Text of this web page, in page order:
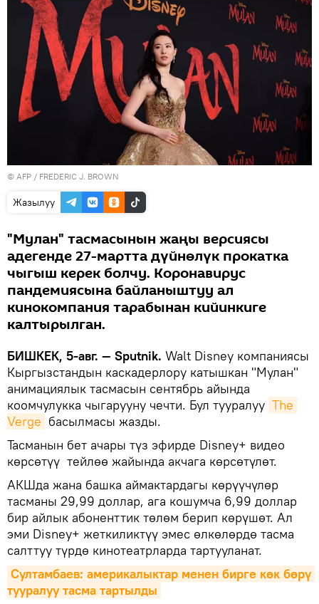
© AFP / FREDERIC J. BROWN
Жазылуу
"Мулан" тасмасынын жаңы версиясы
адегенде 27-мартта дүйнөлүк прокатка
чыгыш керек болчу. Коронавирус
пандемиясына байланыштуу ал
кинокомпания тарабынан кийинкиге
калтырылган.
БИШКЕК, 5-авг. — Sputnik. Walt Disney компаниясы
Кыргызстандын каскадерлору катышкан "Мулан"
анимациялык тасмасын сентябрь айында
коомчулукка чыгарууну чечти. Бул тууралуу The
Verge басылмасы жазды.
Тасманын бет ачары түз эфирде Disney+ видео
көрсөтүү тейлөө жайында акчага көрсөтүлөт.
АКШда жана башка аймактардагы көрүүчүлөр
тасманы 29,99 доллар, ага кошумча 6,99 доллар
бир айлык абоненттик төлөм берип көрүшөт. Ал
эми Disney+ жеткиликтүү эмес өлкөлөрдө тасма
салттуу түрдө кинотеатрларда тартууланат.
Султамбаев: америкалыктар менен бирге көк бөрү
тууралуу тасма тартылды